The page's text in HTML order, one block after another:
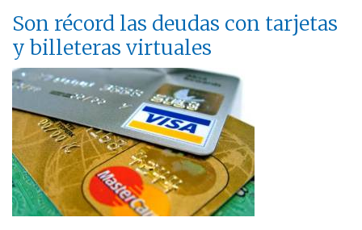
Son récord las deudas con tarjetas
y billeteras virtuales